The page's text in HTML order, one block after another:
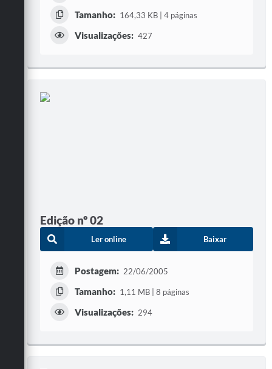
Tamanho: 164,33 KB | 4 páginas
Visualizações: 427
Edição nº 02
Ler online Baixar
Postagem: 22/06/2005
Tamanho: 1,11 MB | 8 páginas
Visualizações: 294